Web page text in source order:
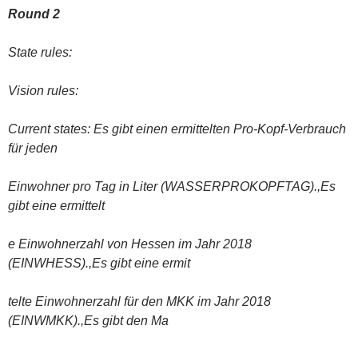
Round 2
State rules:
Vision rules:
Current states: Es gibt einen ermittelten Pro-Kopf-Verbrauch
für jeden
Einwohner pro Tag in Liter (WASSERPROKOPFTAG).,Es
gibt eine ermittelt
e Einwohnerzahl von Hessen im Jahr 2018
(EINWHESS).,Es gibt eine ermit
telte Einwohnerzahl für den MKK im Jahr 2018
(EINWMKK).,Es gibt den Ma